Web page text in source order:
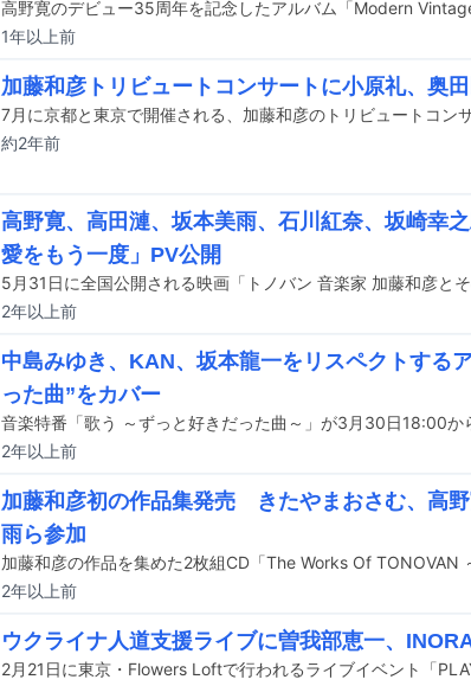
1年以上前
加藤和彦トリビュートコンサートに小原礼、奥
約2年前
高野寛、高田漣、坂本美雨、石川紅奈、坂崎幸
愛をもう一度」PV公開
2年以上前
中島みゆき、KAN、坂本龍一をリスペクトする
った曲”をカバー
音楽特番「歌う ～ずっと好きだった曲～」が3月30日18:00か
2年以上前
加藤和彦初の作品集発売 きたやまおさむ、高
雨ら参加
2年以上前
ウクライナ人道支援ライブに曽我部恵一、